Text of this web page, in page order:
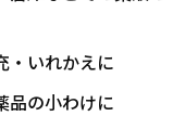
・いれかえに
品の小わけに